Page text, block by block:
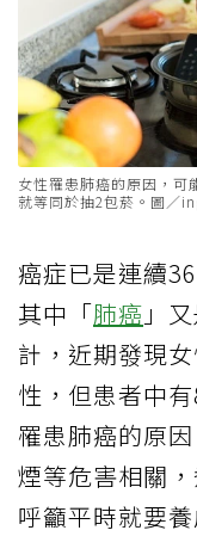
女性罹患肺癌的原因，可
就等同於抽2包菸。圖／
癌症已是連續
其中「肺癌 」
計，近期發現
性，但患者中
罹患肺癌的原
煙等危害相關
呼籲平時就要